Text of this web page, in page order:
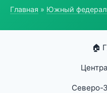
Главная » Южный
🏠
Северо-